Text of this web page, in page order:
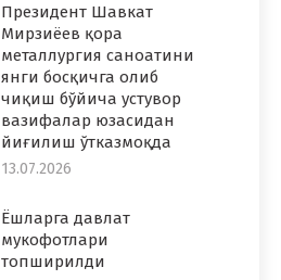
Президент Шавкат
Мирзиёев қора
металлургия саноатини
янги босқичга олиб
чиқиш бўйича устувор
вазифалар юзасидан
йиғилиш ўтказмоқда
13.07.2026
Ёшларга давлат
мукофотлари
топширилди